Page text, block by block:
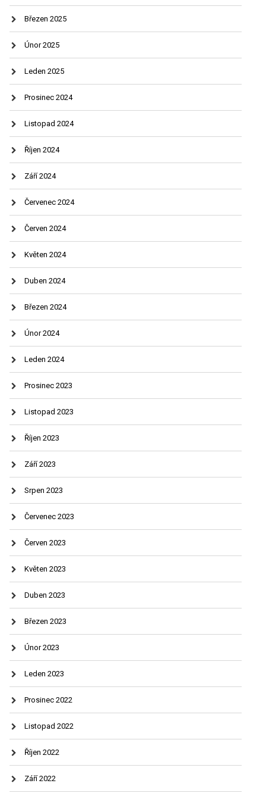
Březen 2025
Únor 2025
Leden 2025
Prosinec 2024
Listopad 2024
Říjen 2024
Září 2024
Červenec 2024
Červen 2024
Květen 2024
Duben 2024
Březen 2024
Únor 2024
Leden 2024
Prosinec 2023
Listopad 2023
Říjen 2023
Září 2023
Srpen 2023
Červenec 2023
Červen 2023
Květen 2023
Duben 2023
Březen 2023
Únor 2023
Leden 2023
Prosinec 2022
Listopad 2022
Říjen 2022
Září 2022